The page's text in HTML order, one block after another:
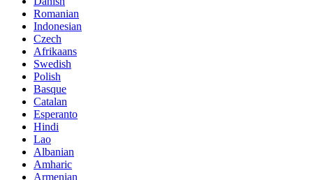
Romanian
Indonesian
Czech
Afrikaans
Swedish
Polish
Basque
Catalan
Esperanto
Hindi
Lao
Albanian
Amharic
Armenian